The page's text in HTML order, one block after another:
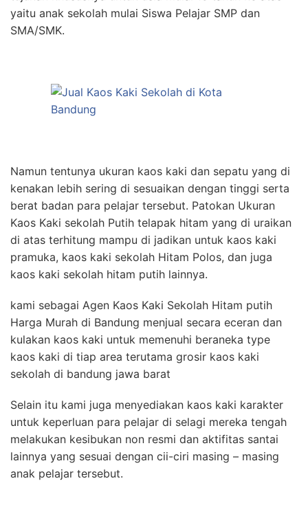
yaitu anak sekolah mulai Siswa Pelajar SMP dan
SMA/SMK.
Namun tentunya ukuran kaos kaki dan sepatu yang di
kenakan lebih sering di sesuaikan dengan tinggi serta
berat badan para pelajar tersebut. Patokan Ukuran
Kaos Kaki sekolah Putih telapak hitam yang di uraikan
di atas terhitung mampu di jadikan untuk kaos kaki
pramuka, kaos kaki sekolah Hitam Polos, dan juga
kaos kaki sekolah hitam putih lainnya.
kami sebagai Agen Kaos Kaki Sekolah Hitam putih
Harga Murah di Bandung menjual secara eceran dan
kulakan kaos kaki untuk memenuhi beraneka type
kaos kaki di tiap area terutama grosir kaos kaki
sekolah di bandung jawa barat
Selain itu kami juga menyediakan kaos kaki karakter
untuk keperluan para pelajar di selagi mereka tengah
melakukan kesibukan non resmi dan aktifitas santai
lainnya yang sesuai dengan cii-ciri masing – masing
anak pelajar tersebut.